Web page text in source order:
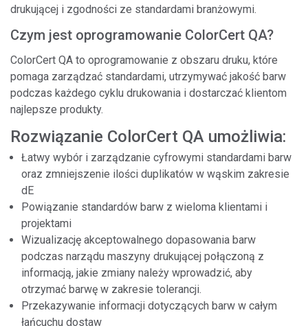
drukującej i zgodności ze standardami branżowymi.
Czym jest oprogramowanie ColorCert QA?
ColorCert QA to oprogramowanie z obszaru druku, które
pomaga zarządzać standardami, utrzymywać jakość barw
podczas każdego cyklu drukowania i dostarczać klientom
najlepsze produkty.
Rozwiązanie ColorCert QA umożliwia:
Łatwy wybór i zarządzanie cyfrowymi standardami barw
oraz zmniejszenie ilości duplikatów w wąskim zakresie
dE
Powiązanie standardów barw z wieloma klientami i
projektami
Wizualizację akceptowalnego dopasowania barw
podczas narządu maszyny drukującej połączoną z
informacją, jakie zmiany należy wprowadzić, aby
otrzymać barwę w zakresie tolerancji.
Przekazywanie informacji dotyczących barw w całym
łańcuchu dostaw